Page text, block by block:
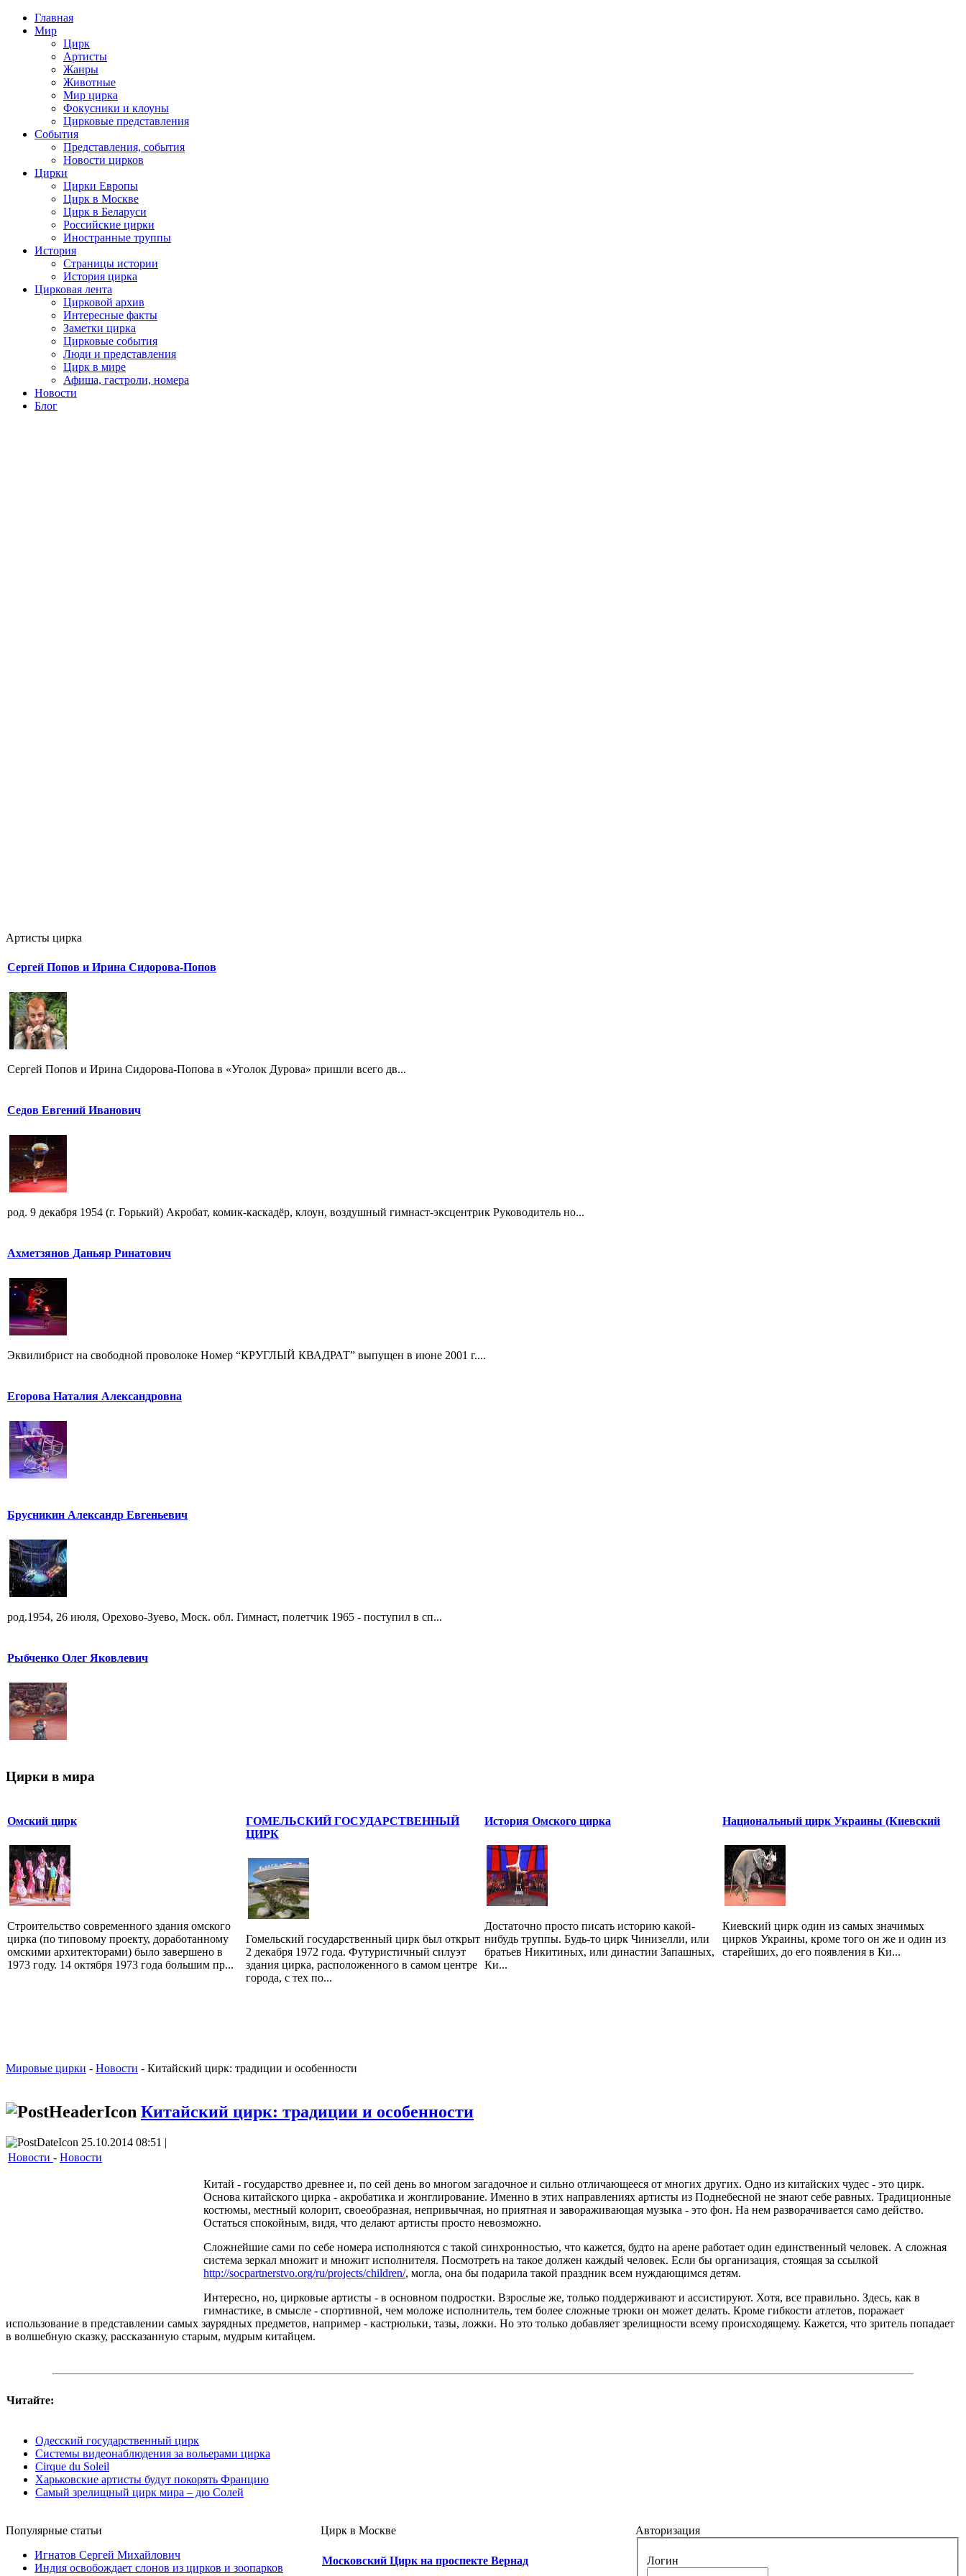
Главная
Мир
Цирк
Артисты
Жанры
Животные
Мир цирка
Фокусники и клоуны
Цирковые представления
События
Представления, события
Новости цирков
Цирки
Цирки Европы
Цирк в Москве
Цирк в Беларуси
Российские цирки
Иностранные труппы
История
Страницы истории
История цирка
Цирковая лента
Цирковой архив
Интересные факты
Заметки цирка
Цирковые события
Люди и представления
Цирк в мире
Афиша, гастроли, номера
Новости
Блог
Артисты цирка
Сергей Попов и Ирина Сидорова-Попов
Сергей Попов и Ирина Сидорова-Попова в «Уголок Дурова» пришли всего дв...
Седов Евгений Иванович
род. 9 декабря 1954 (г. Горький) Акробат, комик-каскадёр, клоун, воздушный гимнаст-эксцентрик Руководитель но...
Ахметзянов Даньяр Ринатович
Эквилибрист на свободной проволоке Номер “КРУГЛЫЙ КВАДРАТ” выпущен в июне 2001 г....
Егорова Наталия Александровна
Брусникин Александр Евгеньевич
род.1954, 26 июля, Орехово-Зуево, Моск. обл. Гимнаст, полетчик 1965 - поступил в сп...
Рыбченко Олег Яковлевич
Цирки в мира
Омский цирк
Строительство современного здания омского
цирка (по типовому проекту, доработанному
омскими архитекторами) было завершено в
1973 году. 14 октября 1973 года большим пр...
ГОМЕЛЬСКИЙ ГОСУДАРСТВЕННЫЙ
ЦИРК
Гомельский государственный цирк был открыт
2 декабря 1972 года. Футуристичный силуэт
здания цирка, расположенного в самом центре
города, с тех по...
История Омского цирка
Достаточно просто писать историю какой-
нибудь труппы. Будь-то цирк Чинизелли, или
братьев Никитиных, или династии Запашных,
Ки...
Национальный цирк Украины (Киевский
Киевский цирк один из самых значимых
цирков Украины, кроме того он же и один из
старейших, до его появления в Ки...
Мировые цирки - Новости - Китайский цирк: традиции и особенности
Китайский цирк: традиции и особенности
25.10.2014 08:51 |
Новости - Новости
Китай - государство древнее и, по сей день во многом загадочное и сильно отличающееся от многих других. Одно из китайских чудес - это цирк.
Основа китайского цирка - акробатика и жонглирование. Именно в этих направлениях артисты из Поднебесной не знают себе равных. Традиционные
костюмы, местный колорит, своеобразная, непривычная, но приятная и завораживающая музыка - это фон. На нем разворачивается само действо.
Остаться спокойным, видя, что делают артисты просто невозможно.
Сложнейшие сами по себе номера исполняются с такой синхронностью, что кажется, будто на арене работает один единственный человек. А сложная
система зеркал множит и множит исполнителя. Посмотреть на такое должен каждый человек. Если бы организация, стоящая за ссылкой
http://socpartnerstvo.org/ru/projects/children/, могла, она бы подарила такой праздник всем нуждающимся детям.
Интересно, но, цирковые артисты - в основном подростки. Взрослые же, только поддерживают и ассистируют. Хотя, все правильно. Здесь, как в
гимнастике, в смысле - спортивной, чем моложе исполнитель, тем более сложные трюки он может делать. Кроме гибкости атлетов, поражает
использование в представлении самых заурядных предметов, например - кастрюльки, тазы, ложки. Но это только добавляет зрелищности всему происходящему. Кажется, что зритель попадает
в волшебную сказку, рассказанную старым, мудрым китайцем.
Читайте:
Одесский государственный цирк
Системы видеонаблюдения за вольерами цирка
Cirque du Soleil
Харьковские артисты будут покорять Францию
Самый зрелищный цирк мира – дю Солей
Популярные cтатьи
Игнатов Сергей Михайлович
Индия освобождает слонов из цирков и зоопарков
Цирк в Москве
Московский Цирк на проспекте Вернад
Авторизация
Логин